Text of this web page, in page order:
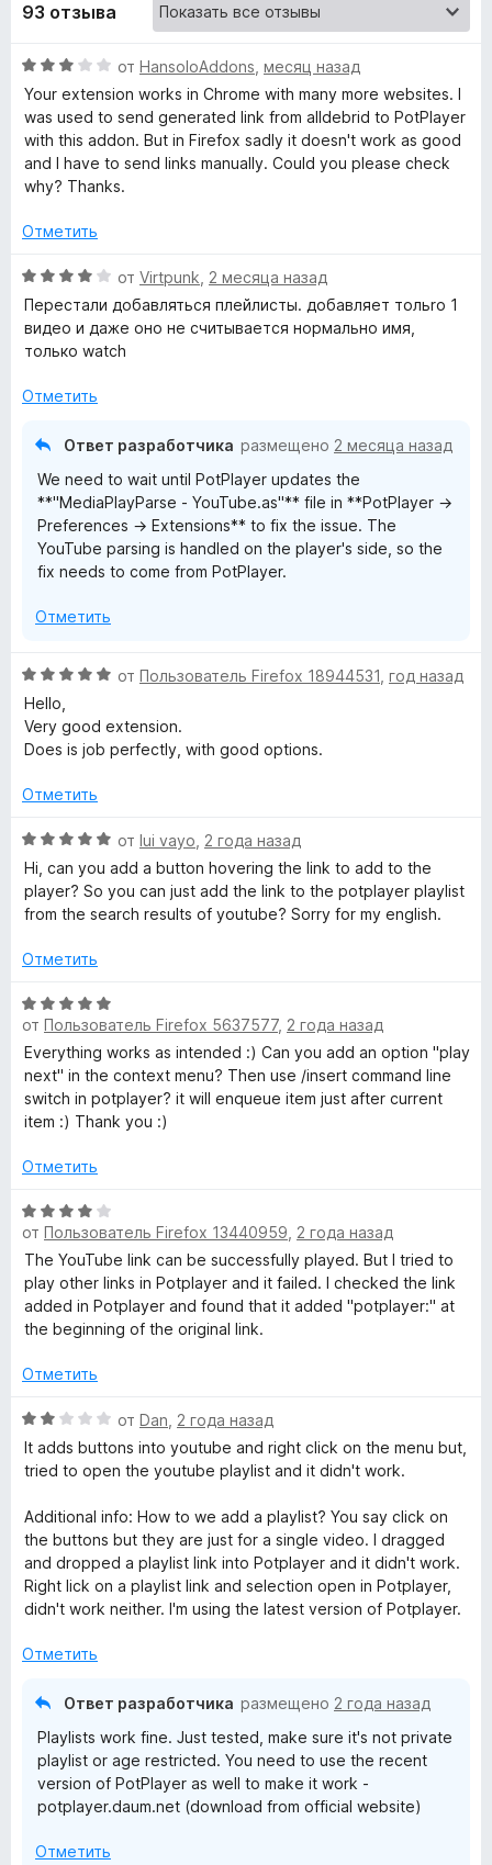
o
r
t
c
u
t
,
О
т
к
р
ы
т
и
е
с
с
ы
л
о
к
»
93 отзыва
О
ц
е
н
е
н
н
3
и
от HansoloAddons месяц назад
Your extension works in Chrome with many more websites. I
was used to send generated link from alldebrid to PotPlayer
with this addon. But in Firefox sadly it doesn't work as good
and I have to send links manually. Could you please check
why? Thanks.
Отметить
О
ц
е
н
н
от Virtpunk 2 месяца назад
Перестали добавляться плейлисты. добавляет тольrо 1
видео и даже оно не считывается нормально имя,
только watch
Отметить
Ответ разработчика размещено 2 месяца назад
We need to wait until PotPlayer updates the
**"MediaPlayParse - YouTube.as"** file in **PotPlayer →
Preferences → Extensions** to fix the issue. The
YouTube parsing is handled on the player's side, so the
fix needs to come from PotPlayer.
Отметить
О
ц
е
н
н
н
а
и
5
от Пользователь Firefox 18944531 год назад
Hello,
Very good extension.
Does is job perfectly, with good options.
Отметить
О
ц
е
н
н
н
а
5
и
з
5
от lui vayo 2 года назад
Hi, can you add a button hovering the link to add to the
player? So you can just add the link to the potplayer playlist
from the search results of youtube? Sorry for my english.
Отметить
О
ц
е
н
е
н
н
5
и
з
5
от Пользователь Firefox 5637577, 2 года назад
Everything works as intended :) Can you add an option "play
next" in the context menu? Then use /insert command line
switch in potplayer? it will enqueue item just after current
item :) Thank you :)
Отметить
О
ц
е
н
е
н
н
4
и
з
от Пользователь Firefox 13440959 2 года назад
The YouTube link can be successfully played. But I tried to
play other links in Potplayer and it failed. I checked the link
added in Potplayer and found that it added "potplayer:" at
the beginning of the original link.
Отметить
О
ц
е
е
н
о
н
а
и
от Dan 2 года назад
It adds buttons into youtube and right click on the menu but,
tried to open the youtube playlist and it didn't work.
Additional info: How to we add a playlist? You say click on
the buttons but they are just for a single video. I dragged
and dropped a playlist link into Potplayer and it didn't work.
Right lick on a playlist link and selection open in Potplayer,
didn't work neither. I'm using the latest version of Potplayer.
Отметить
Ответ разработчика размещено 2 года назад
Playlists work fine. Just tested, make sure it's not private
playlist or age restricted. You need to use the recent
version of PotPlayer as well to make it work -
potplayer.daum.net (download from official website)
Отметить